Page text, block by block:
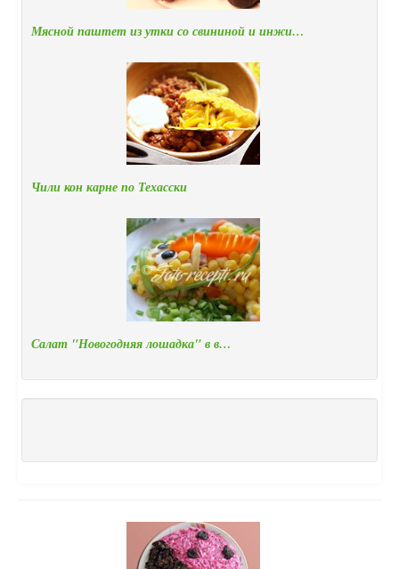
Мясной паштет из утки со свининой и инжи…
Чили кон карне по Техасски
Салат "Новогодняя лошадка" в в…